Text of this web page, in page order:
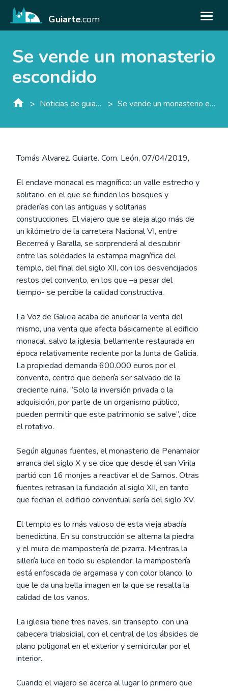
Guiarte.com
Se vende un monasterio
escondido
> Noticias de guiarte.con > Se vende un monasterio escondido
Tomás Alvarez. Guiarte. Com. León, 07/04/2019,
El enclave monacal es magnífico: un valle estrecho y
solitario, en el que se funden los bosques y
praderías con las antiguas y solitarias
construcciones. El viajero que se aleja algo más de
un kilómetro de la carretera Nacional VI, entre
Becerreá y Baralla, se sorprenderá al descubrir
entre las soledades la estampa magnífica del
templo, del final del siglo XII, con los desvencijados
restos del convento, en los que –a pesar del
tiempo- se percibe la calidad constructiva.
La Voz de Galicia acaba de anunciar la venta del
mismo, una venta que afecta básicamente al edificio
monacal, salvo la iglesia, bellamente restaurada en
época relativamente reciente por la Junta de Galicia.
La propiedad demanda 600.000 euros por el
convento, centro que debería ser salvado de la
creciente ruina. “Solo la inversión privada o la
adquisición, por parte de un organismo público,
pueden permitir que este patrimonio se salve”, dice
el rotativo.
Según algunas fuentes, el monasterio de Penamaior
arranca del siglo X y se dice que desde él san Virila
partió con 16 monjes a reactivar el de Samos. Otras
fuentes retrasan la fundación al siglo XII, en tanto
que fechan el edificio conventual sería del siglo XV.
El templo es lo más valioso de esta vieja abadía
benedictina. En su construcción se alterna la piedra
y el muro de mampostería de pizarra. Mientras la
sillería luce en todo su esplendor, la mampostería
está enfoscada de argamasa y con color blanco, lo
que le da una bella imagen en la que se resalta la
calidad de los vanos.
La iglesia tiene tres naves, sin transepto, con una
cabecera triabsidial, con el central de los ábsides de
plano poligonal en el exterior y semicircular por el
interior.
Cuando el viajero se acerca al lugar lo primero que